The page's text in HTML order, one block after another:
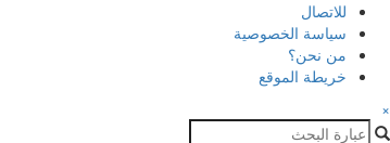
للاتصال
سياسة الخصوصية
من نحن؟
خريطة الموقع
×